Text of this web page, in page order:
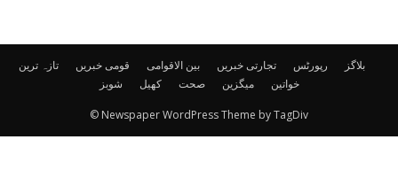
تازہ ترین قومی خبریں بین الاقوامی تجارتی خبریں رپورٹس
بلاگز
شوبز
کھیل صحت میگزین خواتین
© Newspaper WordPress Theme by TagDiv